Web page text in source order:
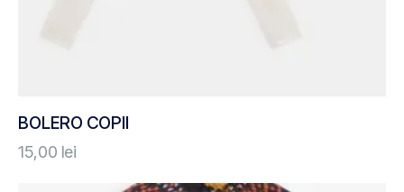
BOLERO COPII
15,00 lei